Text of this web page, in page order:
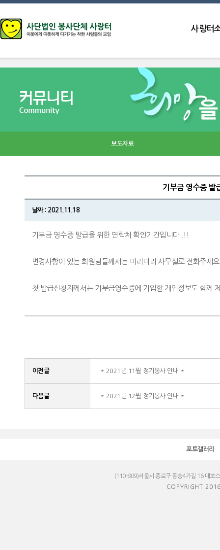
사랑터
보도자료
기부금 영수증 발
날짜 : 2021.11.18
기부금 영수증 발급을 위한 연락처 확인기간입니다..!!
변경사항이 있는 회원님들께서는 미리미리 사무실로 전화주세
첫 발급신청자께서는 기부금영수증에 기입할 개인정보도 함께
이전글 * 2021년 11월 정기봉사 안내 *
다음글 * 2021년 12월 정기봉사 안내 *
포토갤러리
(110-809)서울시 종로구 동숭4가길 16 대보
COPYRIGHT